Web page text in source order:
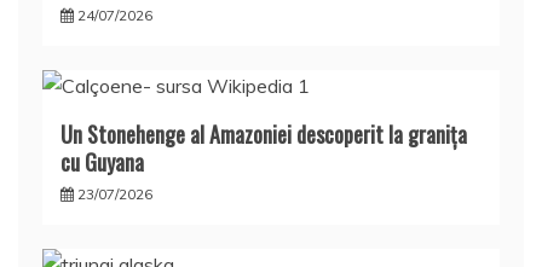
24/07/2026
Un Stonehenge al Amazoniei descoperit la graniţa
cu Guyana
23/07/2026